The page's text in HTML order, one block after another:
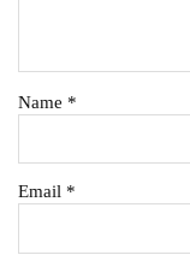
Name *
Email *